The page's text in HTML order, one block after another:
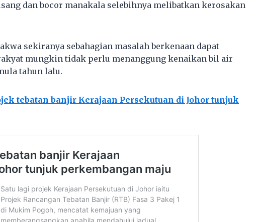
dan bocor manakala selebihnya melibatkan kerosakan
sekiranya sebahagian masalah berkenaan dapat
mungkin tidak perlu menanggung kenaikan bil air
tahun lalu.
tebatan banjir Kerajaan Persekutuan di Johor tunjuk